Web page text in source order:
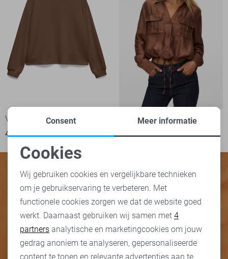
Vero Moda sweater
46,99
Vero Moda Blouse
44,99
Noodzakelijke cookies
Personalisatie cookies
Analytische cookies
Marketing cookies
Consent Meer informatie
Cookies
Wij gebruiken cookies en vergelijkbare technieken
om je gebruikservaring te verbeteren. Met
functionele cookies zorgen we dat de website goed
werkt. Daarnaast gebruiken wij samen met 4
partners analytische en marketingcookies om jouw
gedrag anoniem te analyseren, gepersonaliseerde
content te tonen en relevante advertenties aan te